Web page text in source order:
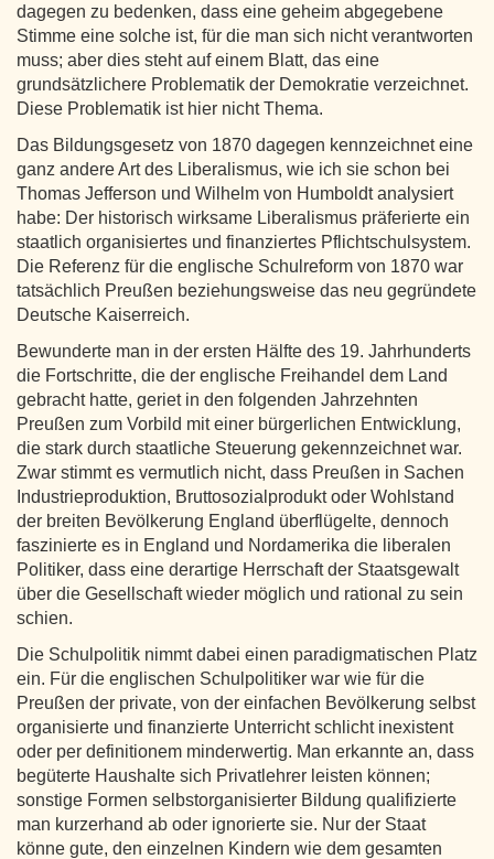
dagegen zu bedenken, dass eine geheim abgegebene
Stimme eine solche ist, für die man sich nicht verantworten
muss; aber dies steht auf einem Blatt, das eine
grundsätzlichere Problematik der Demokratie verzeichnet.
Diese Problematik ist hier nicht Thema.
Das Bildungsgesetz von 1870 dagegen kennzeichnet eine
ganz andere Art des Liberalismus, wie ich sie schon bei
Thomas Jefferson und Wilhelm von Humboldt analysiert
habe: Der historisch wirksame Liberalismus präferierte ein
staatlich organisiertes und finanziertes Pflichtschulsystem.
Die Referenz für die englische Schulreform von 1870 war
tatsächlich Preußen beziehungsweise das neu gegründete
Deutsche Kaiserreich.
Bewunderte man in der ersten Hälfte des 19. Jahrhunderts
die Fortschritte, die der englische Freihandel dem Land
gebracht hatte, geriet in den folgenden Jahrzehnten
Preußen zum Vorbild mit einer bürgerlichen Entwicklung,
die stark durch staatliche Steuerung gekennzeichnet war.
Zwar stimmt es vermutlich nicht, dass Preußen in Sachen
Industrieproduktion, Bruttosozialprodukt oder Wohlstand
der breiten Bevölkerung England überflügelte, dennoch
faszinierte es in England und Nordamerika die liberalen
Politiker, dass eine derartige Herrschaft der Staatsgewalt
über die Gesellschaft wieder möglich und rational zu sein
schien.
Die Schulpolitik nimmt dabei einen paradigmatischen Platz
ein. Für die englischen Schulpolitiker war wie für die
Preußen der private, von der einfachen Bevölkerung selbst
organisierte und finanzierte Unterricht schlicht inexistent
oder per definitionem minderwertig. Man erkannte an, dass
begüterte Haushalte sich Privatlehrer leisten können;
sonstige Formen selbstorganisierter Bildung qualifizierte
man kurzerhand ab oder ignorierte sie. Nur der Staat
könne gute, den einzelnen Kindern wie dem gesamten